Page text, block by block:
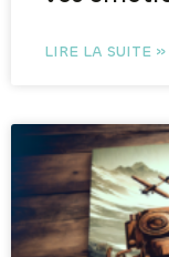
LIRE LA SUITE »